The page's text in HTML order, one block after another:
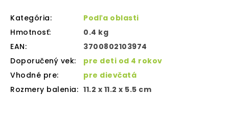
Kategória:
Podľa oblasti
Hmotnosť:
0.4 kg
EAN:
3700802103974
Doporučený vek:
pre deti od 4 rokov
Vhodné pre:
pre dievčatá
Rozmery balenia: 11.2 x 11.2 x 5.5 cm